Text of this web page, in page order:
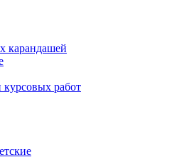
карандашей
работ